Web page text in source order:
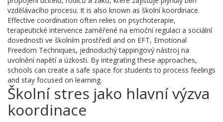
vzdělávacího procesu. It is also known as školní koordinace.
Effective coordination often relies on psychoterapie,
terapeutické intervence zaměřené na emoční regulaci a sociální
dovednosti ve školním prostředíand on EFT, Emotional
Freedom Techniques, jednoduchý tappingový nástroj na
uvolnění napětí a úzkosti. By integrating these approaches,
schools can create a safe space for students to process feelings
and stay focused on learning.
Školní stres jako hlavní výzva
koordinace